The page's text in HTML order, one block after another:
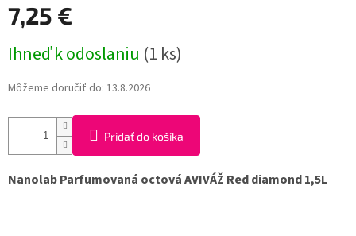
7,25 €
cena:
Ihneď k odoslaniu (1 ks)
Môžeme doručiť do: 13.8.2026
Pridať do košíka
Nanolab Parfumovaná octová AVIVÁŽ Red diamond 1,5L